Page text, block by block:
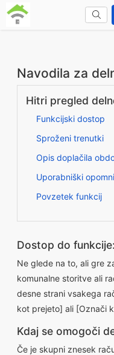
Navodila za
Hitri pregled
Funkcijski dostop
Sproženi trenutki
Opis doplačila
Uporabniški
Povzetek funkcij
Dostop do
Ne glede na to, ali gre
komunalne storitve ali
desne strani vsakega
kot prejeto] ali [Označi
Kdaj se omogoči
Če je skupni znesek